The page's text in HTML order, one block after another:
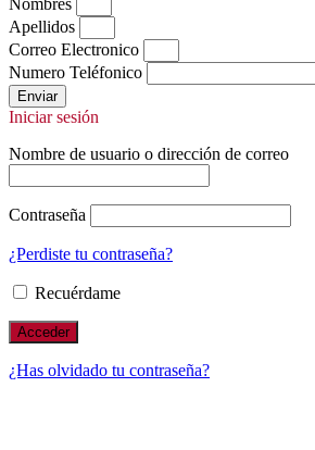
Nombres
Apellidos
Correo Electronico
Numero Teléfonico
Enviar
Iniciar sesión
Nombre de usuario o dirección de correo
Contraseña
¿Perdiste tu contraseña?
Recuérdame
¿Has olvidado tu contraseña?